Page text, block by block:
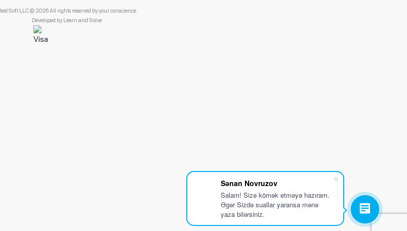
Sənan Novruzov
Salam! Sizə kömək etməyə hazıram.
Əgər Sizdə suallar yaransa mənə
yaza bilərsiniz.
Soft LLC © 2026 All rights reserved by your conscience
Developed by Learn and Solve